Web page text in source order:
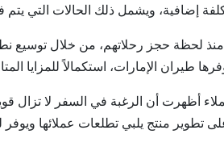
ويشمل ذلك الحالات التي يتم
منذ لحظة حجز رحلاتهم، من خلال توسيع
الإمارات، استكمالاً للمزايا
أظهرت أن الرغبة في السفر لا تزال
تطوير منتج يلبي تطلعات عملائها